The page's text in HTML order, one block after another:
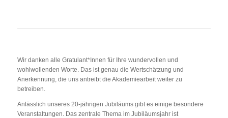
Wir danken alle Gratulant*Innen für Ihre wundervollen und
wohlwollenden Worte. Das ist genau die Wertschätzung und
Anerkennung, die uns antreibt die Akademiearbeit weiter zu
betreiben.
Anlässlich unseres 20-jährigen Jubiläums gibt es einige besondere
Veranstaltungen. Das zentrale Thema im Jubiläumsjahr ist